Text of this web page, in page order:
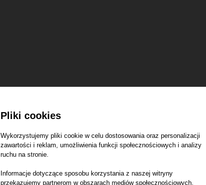
Pliki cookies
Wykorzystujemy pliki cookie w celu dostosowania oraz personalizacji
zawartości i reklam, umożliwienia funkcji społecznościowych i analizy
ruchu na stronie.
Informacje dotyczące sposobu korzystania z naszej witryny
przekazujemy partnerom w obszarach mediów społecznościowych,